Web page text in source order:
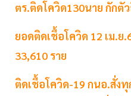
ตร.ติดโควิด130นาย กักตั
ยอดติดเชื้อโควิด 12 เม.ย
33,610 ราย
ติดเชื้อโควิด-19 กนอ.สั่ง